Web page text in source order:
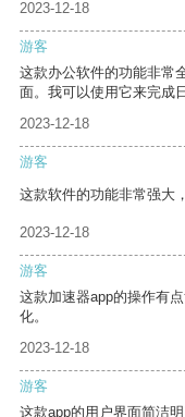
2023-12-18
游客
这款办公软件的功能非常
面。我可以使用它来完成
2023-12-18
游客
这款软件的功能非常强大
2023-12-18
游客
这款加速器app的操作有
化。
2023-12-18
游客
这款app的用户界面简洁